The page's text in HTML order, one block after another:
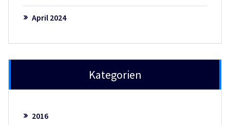
April 2024
Kategorien
2016